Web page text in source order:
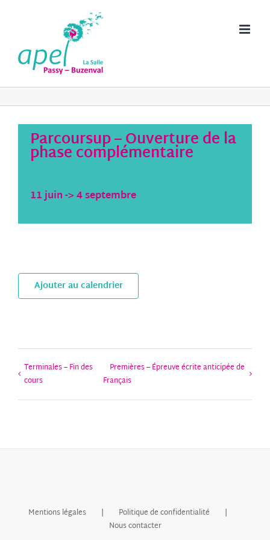
Parcoursup – Ouverture de la
phase complémentaire
11 juin->4 septembre
Ajouter au calendrier
Terminales – Fin des
cours
Premières – Épreuve écrite anticipée de
Français
Mentions légales
Politique de confidentialité
Nous contacter